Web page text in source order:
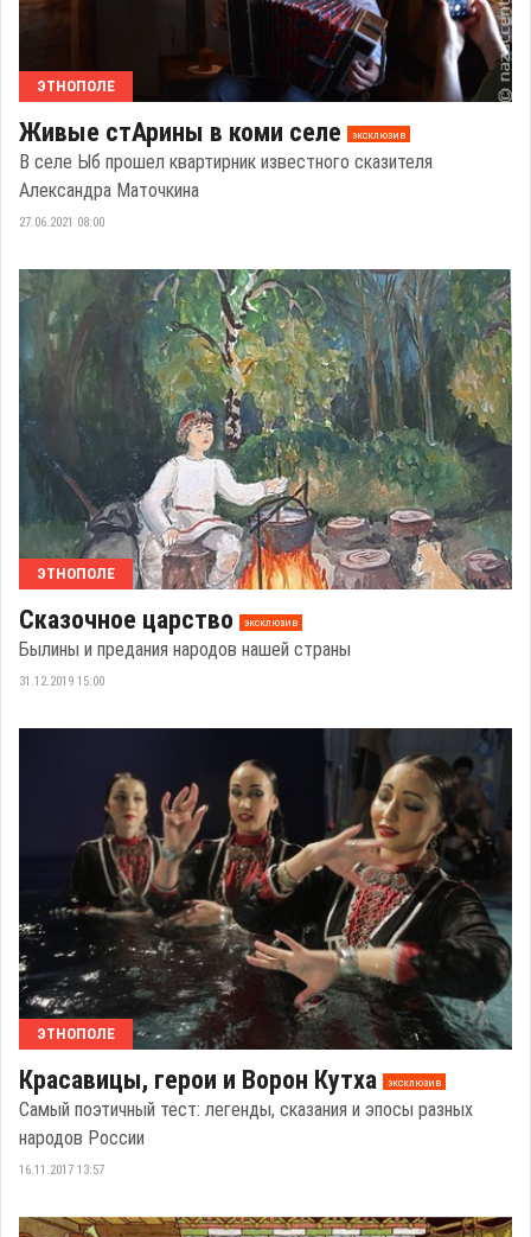
ЭТНОПОЛЕ
Живые стАрины в коми селе эксклюзив
В селе Ыб прошел квартирник известного сказителя
Александра Маточкина
27.06.2021 08:00
ЭТНОПОЛЕ
Сказочное царство эксклюзив
Былины и предания народов нашей страны
31.12.2019 15:00
ЭТНОПОЛЕ
Красавицы, герои и Ворон Кутха эксклюзив
Самый поэтичный тест: легенды, сказания и эпосы разных
народов России
16.11.2017 13:57